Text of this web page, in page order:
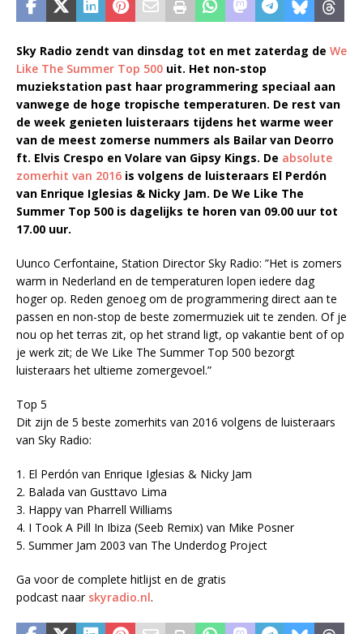
Sky Radio zendt van dinsdag tot en met zaterdag de We
Like The Summer Top 500 uit. Het non-stop
muziekstation past haar programmering speciaal aan
vanwege de hoge tropische temperaturen. De rest van
de week genieten luisteraars tijdens het warme weer
van de meest zomerse nummers als Bailar van Deorro
ft. Elvis Crespo en Volare van Gipsy Kings. De absolute
zomerhit van 2016 is volgens de luisteraars El Perdón
van Enrique Iglesias & Nicky Jam. De We Like The
Summer Top 500 is dagelijks te horen van 09.00 uur tot
17.00 uur.
Uunco Cerfontaine, Station Director Sky Radio: ”Het is zomers
warm in Nederland en de temperaturen lopen iedere dag
hoger op. Reden genoeg om de programmering direct aan te
passen en non-stop de beste zomermuziek uit te zenden. Of je
nou op het terras zit, op het strand ligt, op vakantie bent of op
je werk zit; de We Like The Summer Top 500 bezorgt
luisteraars het ultieme zomergevoel.”
Top 5
Dit zijn de 5 beste zomerhits van 2016 volgens de luisteraars
van Sky Radio:
1. El Perdón van Enrique Iglesias & Nicky Jam
2. Balada van Gusttavo Lima
3. Happy van Pharrell Williams
4. I Took A Pill In Ibiza (Seeb Remix) van Mike Posner
5. Summer Jam 2003 van The Underdog Project
Ga voor de complete hitlijst en de gratis
podcast naar skyradio.nl.